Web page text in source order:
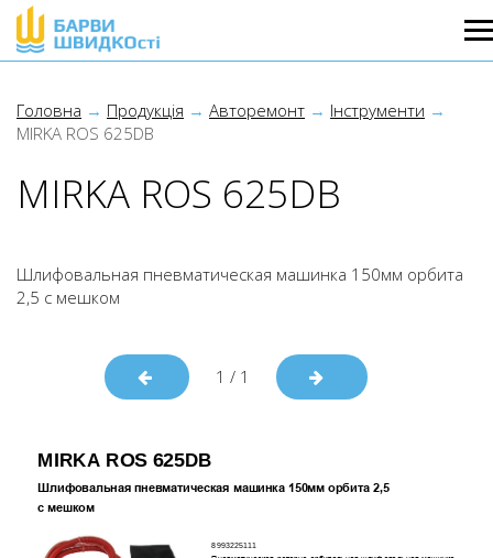
Головна Продукція Авторемонт
Інструменти
MIRKA ROS 625DB
MIRKA ROS 625DB
Шлифовальная пневматическая машинка 150мм орбита
2,5 с мешком
1 / 1